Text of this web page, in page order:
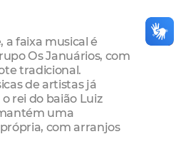
a faixa musical é
Os Januários, com
tradicional.
de artistas já
rei do baião Luiz
uma
com arranjos